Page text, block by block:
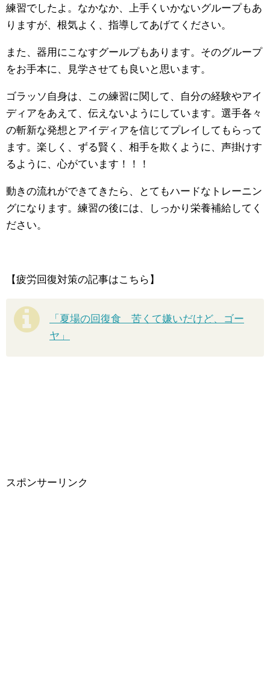
練習でしたよ。なかなか、上手くいかないグループもあ
りますが、根気よく、指導してあげてください。
また、器用にこなすグールプもあります。そのグループ
をお手本に、見学させても良いと思います。
ゴラッソ自身は、この練習に関して、自分の経験やアイ
ディアをあえて、伝えないようにしています。選手各々
の斬新な発想とアイディアを信じてプレイしてもらって
ます。楽しく、ずる賢く、相手を欺くように、声掛けす
るように、心がています！！！
動きの流れができてきたら、とてもハードなトレーニン
グになります。練習の後には、しっかり栄養補給してく
ださい。
【疲労回復対策の記事はこちら】
「夏場の回復食 苦くて嫌いだけど、ゴー
ヤ」
スポンサーリンク